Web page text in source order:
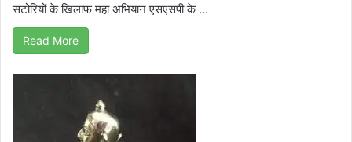
सटोरियों के खिलाफ महा अभियान एसएसपी के ...
Read More